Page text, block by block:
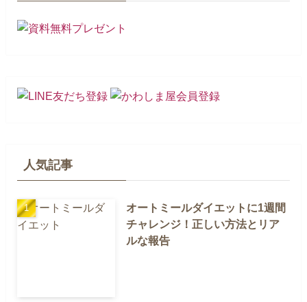
人気記事
オートミールダイエットに1週間
チャレンジ！正しい方法とリア
ルな報告